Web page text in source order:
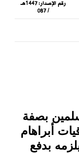
رقم الإصدار:
1447هـ
/ 087
بصفة
أبراهام
بدفع